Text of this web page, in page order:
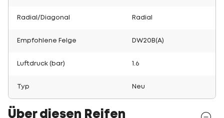
Radial/Diagonal Radial
Empfohlene Felge DW20B(A)
Luftdruck (bar) 1.6
Typ Neu
Über diesen Reifen